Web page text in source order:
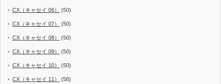
CX（キャセイ 06） (50)
CX（キャセイ 07） (50)
CX（キャセイ 08） (50)
CX（キャセイ 09） (50)
CX（キャセイ 10） (50)
CX（キャセイ 11） (58)